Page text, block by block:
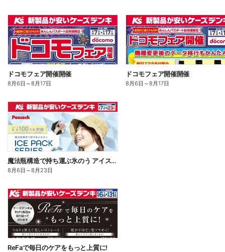
ドコモフェア開催開催
8月6日 ～8月17日
ドコモフェア開催開催
8月6日 ～8月17日
魔法瓶構造で持ち運ぶ氷のう アイスパックシリーズ
8月6日 ～8月23日
ReFaで毎日のケアをもっと上質に!